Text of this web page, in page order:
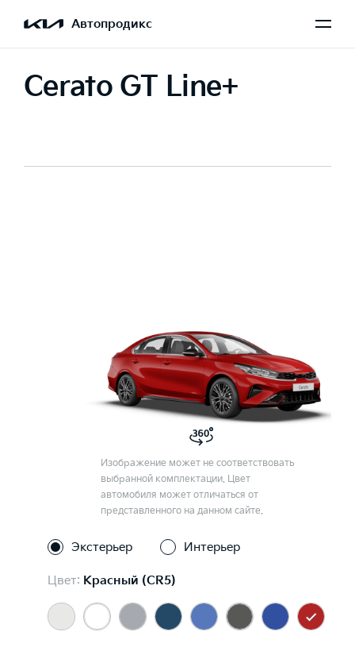
Автопродикс
Cerato GT Line+
Изображение может не соответствовать
выбранной комплектации. Цвет
автомобиля может отличаться от
представленного на данном сайте.
Экстерьер Интерьер
Цвет: Красный (CR5)